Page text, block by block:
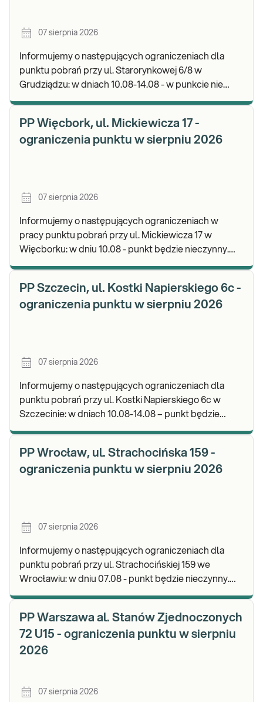
07 sierpnia 2026
Informujemy o następujących ograniczeniach dla
punktu pobrań przy ul. Starorynkowej 6/8 w
Grudziądzu: w dniach 10.08-14.08 - w punkcie nie
PP Więcbork, ul. Mickiewicza 17 -
ograniczenia punktu w sierpniu 2026
07 sierpnia 2026
Informujemy o następujących ograniczeniach w
pracy punktu pobrań przy ul. Mickiewicza 17 w
Więcborku: w dniu 10.08 - punkt będzie nieczynny.
PP Szczecin, ul. Kostki Napierskiego 6c -
ograniczenia punktu w sierpniu 2026
07 sierpnia 2026
Informujemy o następujących ograniczeniach dla
punktu pobrań przy ul. Kostki Napierskiego 6c w
Szczecinie: w dniach 10.08-14.08 – punkt będzie
PP Wrocław, ul. Strachocińska 159 -
ograniczenia punktu w sierpniu 2026
07 sierpnia 2026
Informujemy o następujących ograniczeniach dla
punktu pobrań przy ul. Strachocińskiej 159 we
Wrocławiu: w dniu 07.08 - punkt będzie nieczynny.
PP Warszawa al. Stanów Zjednoczonych
72 U15 - ograniczenia punktu w sierpniu
2026
07 sierpnia 2026